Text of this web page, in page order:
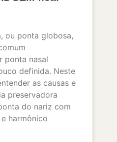
ou ponta globosa,
ponta nasal
definida. Neste
as causas e
preservadora
do nariz com
harmônico